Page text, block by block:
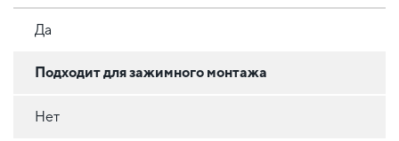
Да
Подходит для зажимного монтажа
Нет